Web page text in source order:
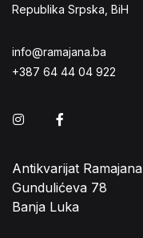
Republika Srpska, BiH
info@ramajana.ba
+387 64 44 04 922
Instagram
Antikvarijat Ramajana
Gundulićeva 78
Banja Luka